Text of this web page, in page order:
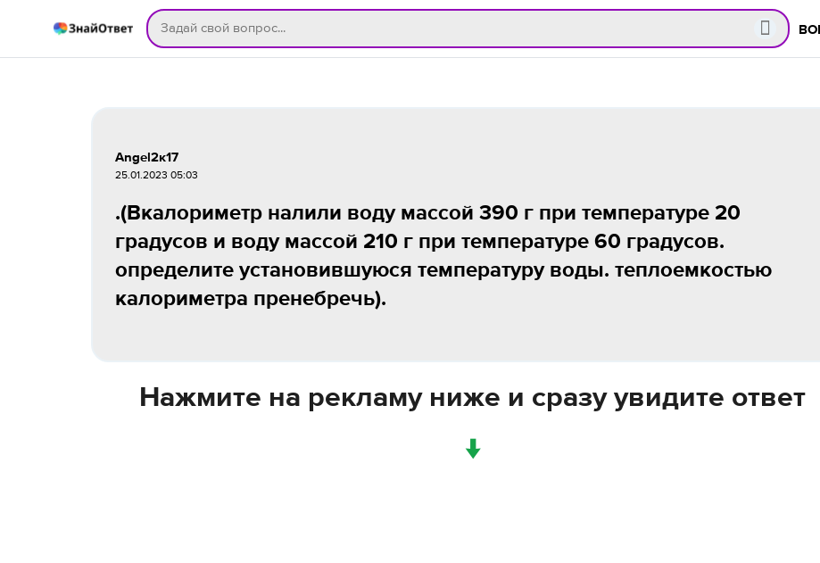
Angel2к17
25.01.2023 05:03
.(Вкалориметр налили воду массой 390 г при температуре 20
градусов и воду массой 210 г при температуре 60 градусов.
определите установившуюся температуру воды. теплоемкостью
калориметра пренебречь).
Нажмите на рекламу ниже и сразу увидите ответ
↓